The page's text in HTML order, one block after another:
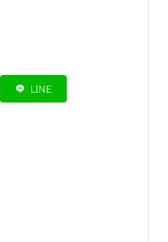
LINE